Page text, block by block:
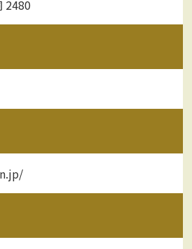
2480